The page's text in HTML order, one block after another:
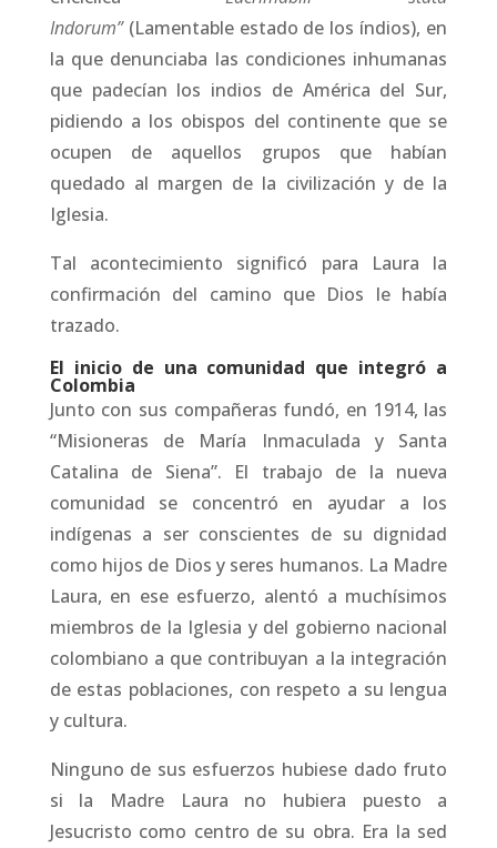
Indorum”(Lamentable estado de los índios), en
la que denunciaba las condiciones inhumanas
que padecían los indios de América del Sur,
pidiendo a los obispos del continente que se
ocupen de aquellos grupos que habían
quedado al margen de la civilización y de la
Iglesia.
Tal acontecimiento significó para Laura la
confirmación del camino que Dios le había
trazado.
El inicio de una comunidad que integró a
Colombia
Junto con sus compañeras fundó, en 1914, las
“Misioneras de María Inmaculada y Santa
Catalina de Siena”. El trabajo de la nueva
comunidad se concentró en ayudar a los
indígenas a ser conscientes de su dignidad
como hijos de Dios y seres humanos. La Madre
Laura, en ese esfuerzo, alentó a muchísimos
miembros de la Iglesia y del gobierno nacional
colombiano a que contribuyan a la integración
de estas poblaciones, con respeto a su lengua
y cultura.
Ninguno de sus esfuerzos hubiese dado fruto
si la Madre Laura no hubiera puesto a
Jesucristo como centro de su obra. Era la sed